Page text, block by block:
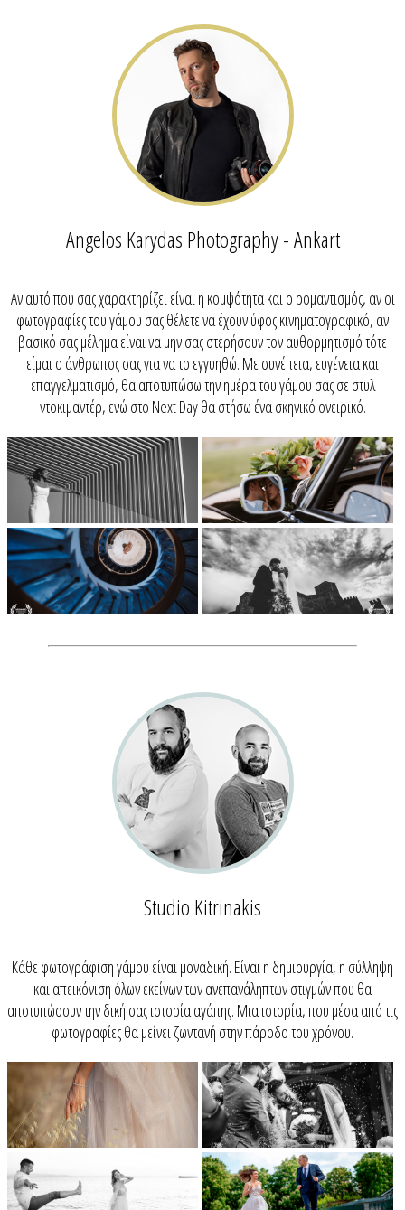
Angelos Karydas Photography - Ankart
Αν αυτό που σας χαρακτηρίζει είναι η κομψότητα και ο ρομαντισμός, αν οι
φωτογραφίες του γάμου σας θέλετε να έχουν ύφος κινηματογραφικό, αν
βασικό σας μέλημα είναι να μην σας στερήσουν τον αυθορμητισμό τότε
είμαι ο άνθρωπος σας για να το εγγυηθώ. Με συνέπεια, ευγένεια και
επαγγελματισμό, θα αποτυπώσω την ημέρα του γάμου σας σε στυλ
ντοκιμαντέρ, ενώ στο Next Day θα στήσω ένα σκηνικό ονειρικό.
Studio Kitrinakis
Κάθε φωτογράφιση γάμου είναι μοναδική. Είναι η δημιουργία, η σύλληψη
και απεικόνιση όλων εκείνων των ανεπανάληπτων στιγμών που θα
αποτυπώσουν την δική σας ιστορία αγάπης. Μια ιστορία, που μέσα από τις
φωτογραφίες θα μείνει ζωντανή στην πάροδο του χρόνου.